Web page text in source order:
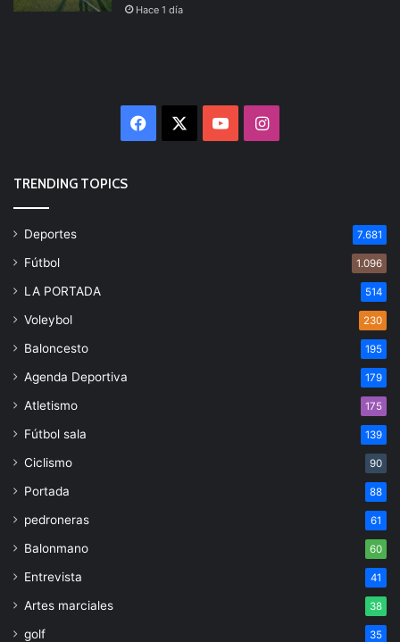
Hace 1 día
Facebook YouTubeInstagram
TRENDING TOPICS
Deportes 7.681
Fútbol 1.096
LA PORTADA 514
Voleybol 230
Baloncesto 195
Agenda Deportiva 179
Atletismo 175
Fútbol sala 139
Ciclismo 90
Portada 88
pedroneras 61
Balonmano 60
Entrevista 41
Artes marciales 38
golf 35